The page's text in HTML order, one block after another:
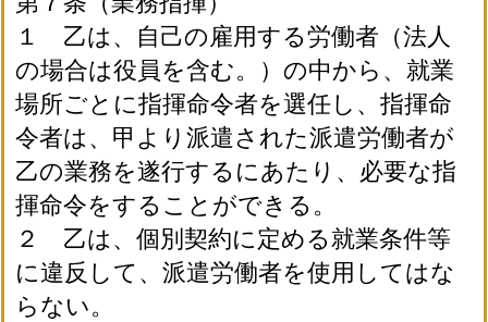
１ 乙は、自己の雇用する労働者（法人
の場合は役員を含む。）の中から、就業
場所ごとに指揮命令者を選任し、指揮命
令者は、甲より派遣された派遣労働者が
乙の業務を遂行するにあたり、必要な指
揮命令をすることができる。
２ 乙は、個別契約に定める就業条件等
に違反して、派遣労働者を使用してはな
らない。